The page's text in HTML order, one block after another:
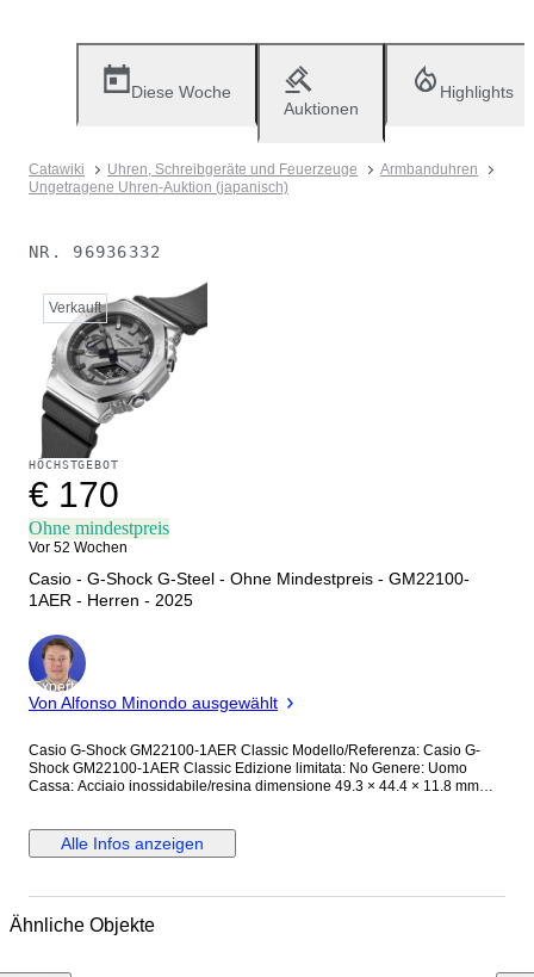
Diese Woche
Auktionen
Highlights
Catawiki Uhren, Schreibgeräte und Feuerzeuge
Armbanduhren
Ungetragene Uhren-Auktion (japanisch)
NR. 96936332
Verkauft
HÖCHSTGEBOT
€ 170
Ohne mindestpreis
Vor 52 Wochen
Casio - G-Shock G-Steel - Ohne Mindestpreis - GM22100-
1AER - Herren - 2025
Experte
Von Alfonso Minondo ausgewählt
Casio G-Shock GM22100-1AER Classic Modello/Referenza: Casio G-
Shock GM22100-1AER Classic Edizione limitata: No Genere: Uomo
Cassa: Acciaio inossidabile/resina dimensione 49.3 × 44.4 × 11.8 mm
Quarzo analogico digitale Funzioni: Ora internazionale, cronometro, timer,
promemoria sonoro /segnale orario, doppia luce, calendario, volume
il suo corredo (scatola-garanzia-istruzioni) Spedizioni assicurate con
assicurata unione europea, Tempo spedizione 24/48/72h Spedizione
Alle Infos anzeigen
Ähnliche Objekte